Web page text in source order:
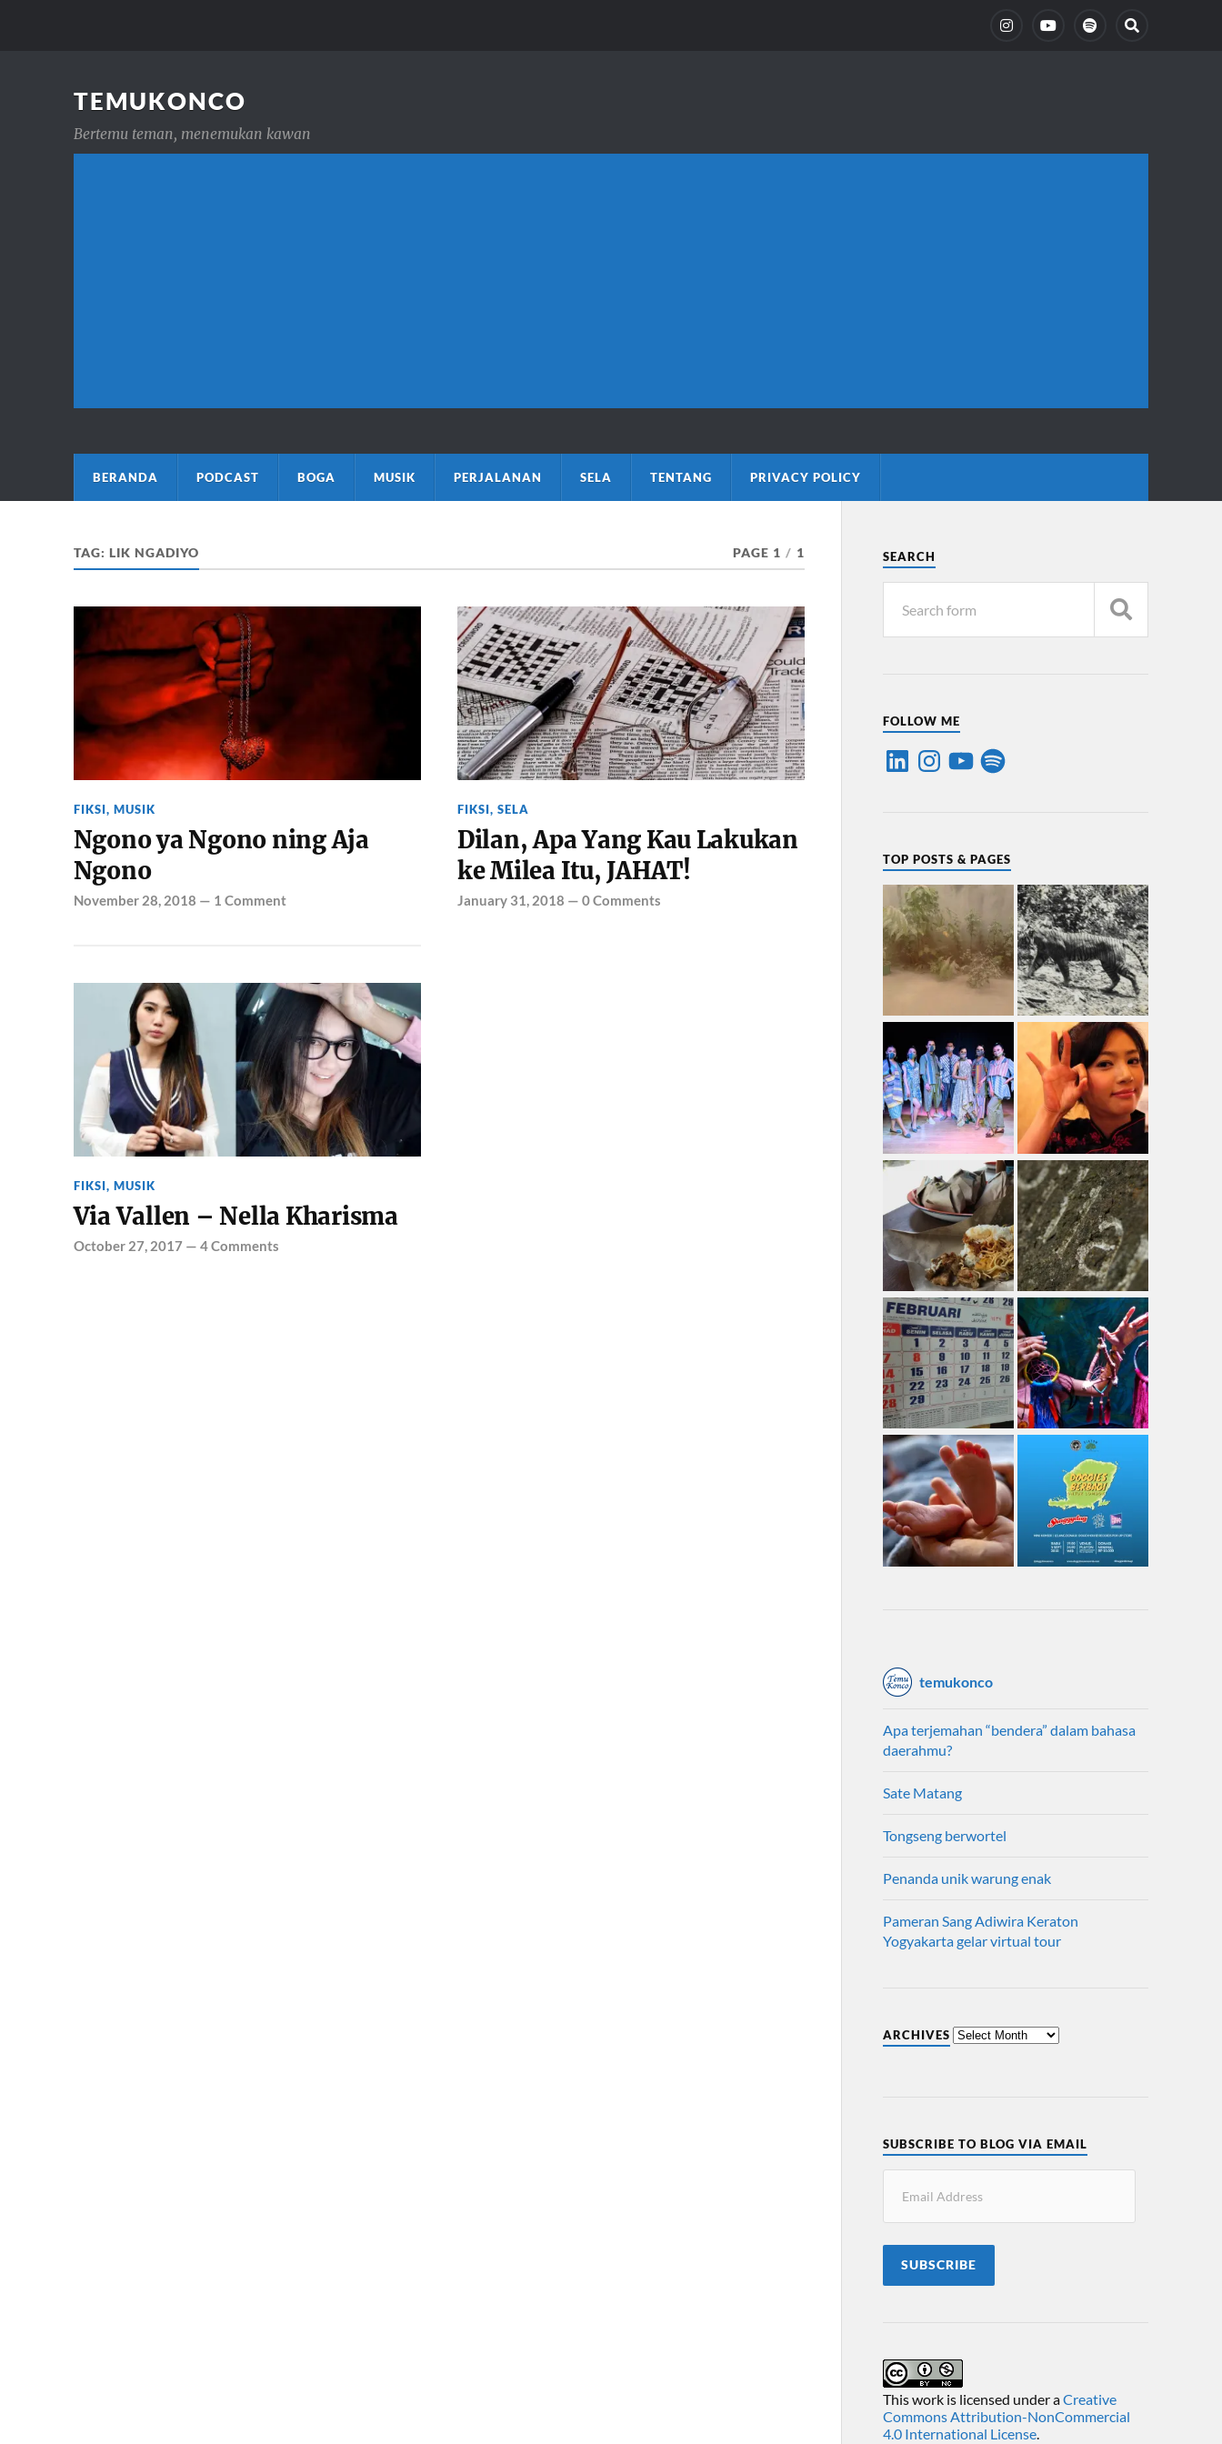
TEMUKONCO
Bertemu teman, menemukan kawan
BERANDA PODCAST BOGA MUSIK PERJALANAN SELA TENTANG PRIVACY POLICY
TAG: LIK NGADIYO PAGE 1 / 1
FIKSI, MUSIK
Ngono ya Ngono ning Aja
Ngono
November 28, 2018 — 1 Comment
FIKSI, SELA
Dilan, Apa Yang Kau Lakukan
ke Milea Itu, JAHAT!
January 31, 2018 — 0 Comments
FIKSI, MUSIK
Via Vallen – Nella Kharisma
October 27, 2017— 4 Comments
SEARCH
FOLLOW ME
TOP POSTS & PAGES
temukonco
Apa terjemahan “bendera” dalam bahasa
daerahmu?
Sate Matang
Tongseng berwortel
Penanda unik warung enak
Pameran Sang Adiwira Keraton
Yogyakarta gelar virtual tour
ARCHIVES
SUBSCRIBE TO BLOG VIA EMAIL
SUBSCRIBE
This work is licensed under aCreative
Commons Attribution-NonCommercial
4.0 International License.